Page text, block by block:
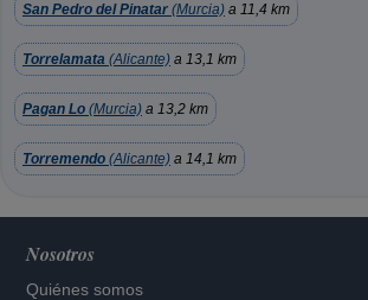
San Pedro del Pinatar (Murcia) a 11,4 km
Torrelamata (Alicante) a 13,1 km
Pagan Lo (Murcia) a 13,2 km
Torremendo (Alicante) a 14,1 km
Nosotros
Quiénes somos